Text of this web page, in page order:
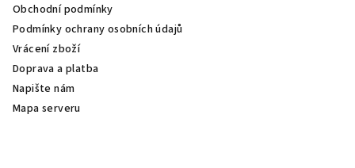
Obchodní podmínky
Podmínky ochrany osobních údajů
Vrácení zboží
Doprava a platba
Napište nám
Mapa serveru